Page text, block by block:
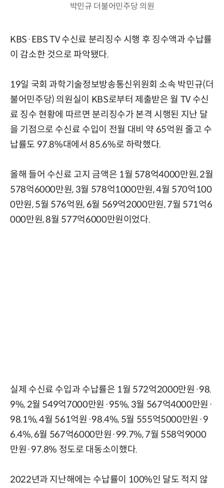
박민규 더불어민주당 의원
KBS·EBS TV 수신료 분리징수 시행 후 징수액과 수납률
이 감소한 것으로 파악됐다.
19일 국회 과학기술정보방송통신위원회 소속 박민규(더
불어민주당) 의원실이 KBS로부터 제출받은 월 TV 수신
료 징수 현황에 따르면 분리징수가 본격 시행된 지난 달
을 기점으로 수신료 수입이 전월 대비 약 65억원 줄고 수
납률도 97.8%대에서 85.6%로 하락했다.
올해 들어 수신료 고지 금액은 1월 578억4000만원, 2월
578억6000만원, 3월 578억1000만원, 4월 570억100
0만원, 5월 576억원, 6월 569억2000만원, 7월 571억6
000만원, 8월 577억6000만원이었다.
실제 수신료 수입과 수납률은 1월 572억2000만원·98.
9%, 2월 549억7000만원·95%, 3월 567억4000만원·
98.1%, 4월 561억원·98.4%, 5월 555억5000만원·9
6.4%, 6월 567억6000만원·99.7%, 7월 558억9000
만원·97.8% 정도로 대동소이했다.
2022년과 지난해에는 수납률이 100%인 달도 적지 않